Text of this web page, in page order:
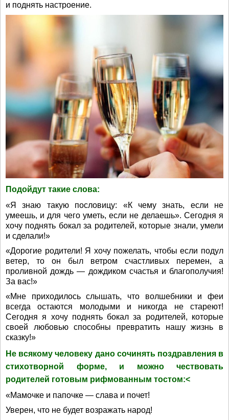
и поднять настроение.
Подойдут такие слова:
«Я знаю такую пословицу: «К чему знать, если не
умеешь, и для чего уметь, если не делаешь». Сегодня я
хочу поднять бокал за родителей, которые знали, умели
и сделали!»
«Дорогие родители! Я хочу пожелать, чтобы если подул
ветер, то он был ветром счастливых перемен, а
проливной дождь — дождиком счастья и благополучия!
За вас!»
«Мне приходилось слышать, что волшебники и феи
всегда остаются молодыми и никогда не стареют!
Сегодня я хочу поднять бокал за родителей, которые
своей любовью способны превратить нашу жизнь в
сказку!»
Не всякому человеку дано сочинять поздравления в
стихотворной форме, и можно чествовать
родителей готовым рифмованным тостом:<
«Мамочке и папочке — слава и почет!
Уверен, что не будет возражать народ!